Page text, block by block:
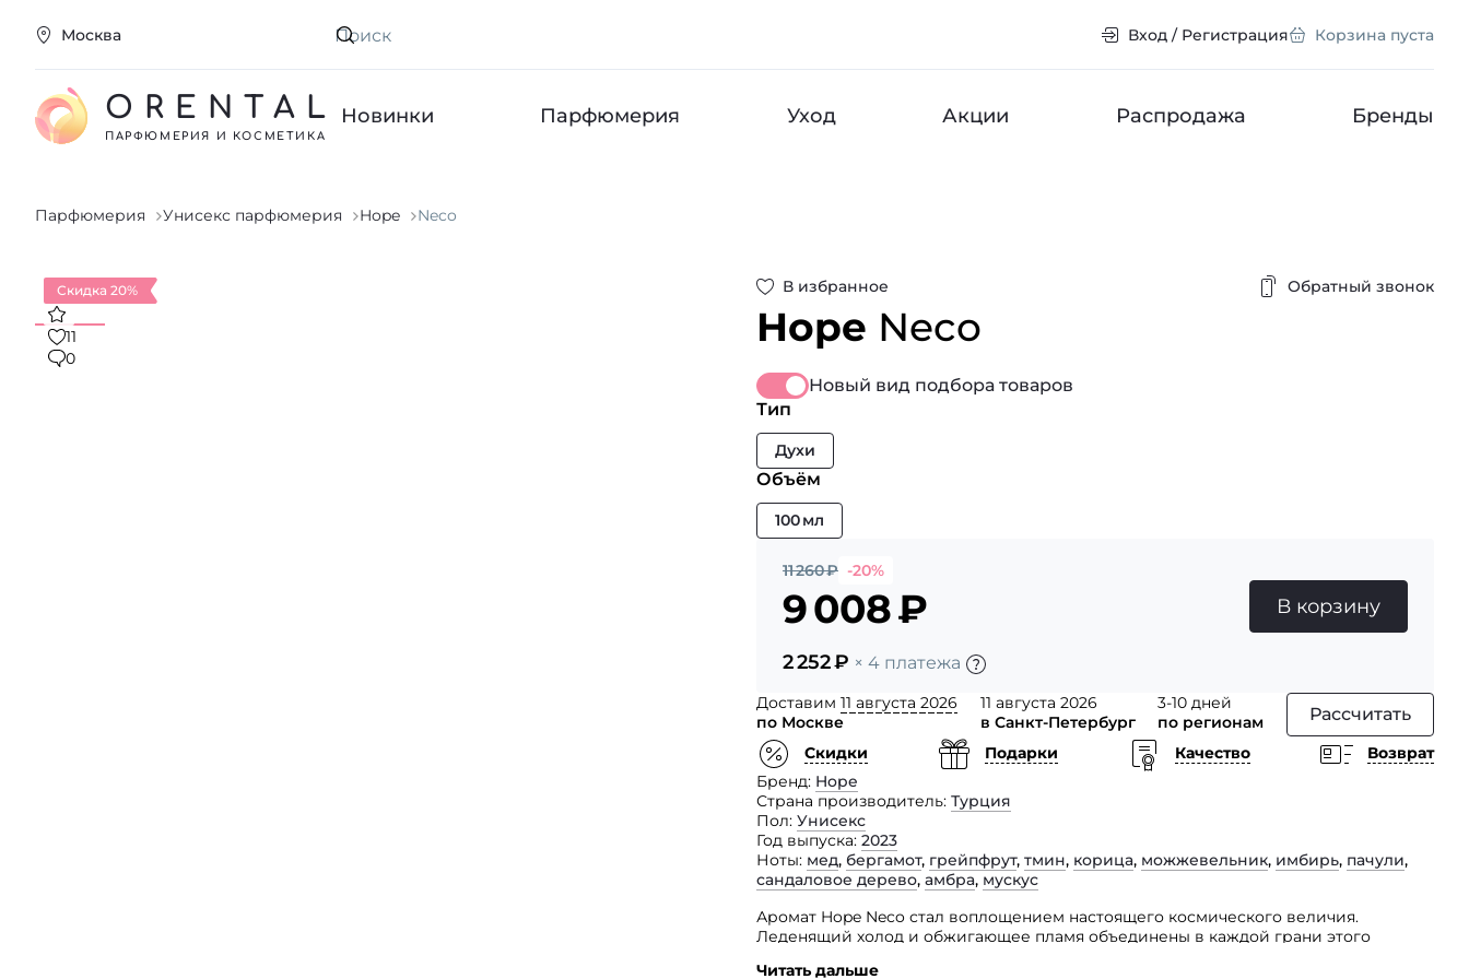
Москва Искать Вход / Регистрация Корзина пуста
ORENTAL
ПАРФЮМЕРИЯ И КОСМЕТИКА
Новинки Парфюмерия Уход Акции Распродажа Бренды
Парфюмерия Унисекс парфюмерия Hope Neco
В избранное Обратный звонок
Hope Neco
Скидка 20%
11
0
Новый вид подбора товаров
Тип
Духи
Объём
100 мл
11 260₽ -20%
9 008₽
2 252₽ × 4 платежа
В корзину
Доставим 11 августа 2026
по Москве
11 августа 2026
в Санкт-Петербург
3-10 дней
по регионам
Рассчитать
Скидки Подарки Качество
Возврат
Бренд Hope
Страна производитель Турция
Пол Унисекс
Год выпуска 2023
Ноты мед, бергамот, грейпфрут, тмин, корица, можжевельник, имбирь, пачули,
сандаловое дерево, амбра, мускус
Аромат Hope Neco стал воплощением настоящего космического величия.
Леденящий холод и обжигающее пламя объединены в каждой грани этого
Читать дальше